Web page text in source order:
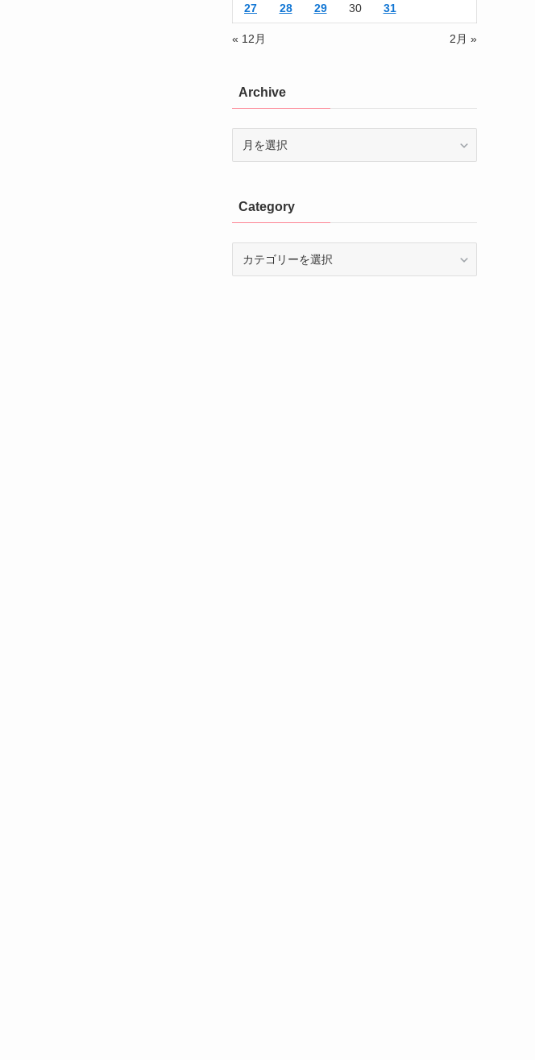
27 28 29 30 31
« 12月 2月 »
Archive
Category